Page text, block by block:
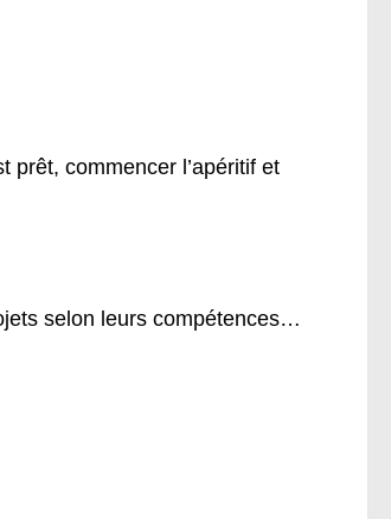
prêt, commencer l’apéritif et
selon leurs compétences…